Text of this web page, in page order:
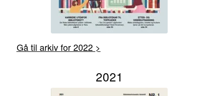
Gå til arkiv for 2022 >
2021